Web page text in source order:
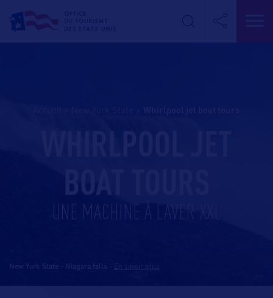
UNE MACHINE À LAVER XXL
New York State - Niagara falls